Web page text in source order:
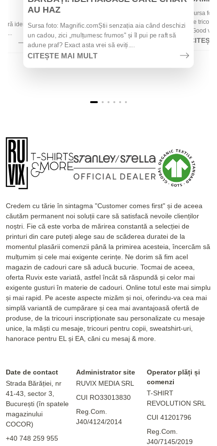
idei
AU HAZ
Sursa foto: Magnific.comȘtii senzația aia când deschizi
un cadou, zici „mulțumesc frumos" și îl pui pe raft să
adune praf? Exact asta vrei să eviți....
CITEȘTE MAI MULT
Sursa
de
„Good
Credem cu tărie în sintagma "Customer comes first" și de aceea
căutăm permanent noi soluții care să satisfacă nevoile clienților
noștri. Fie că este vorba de mărirea constantă a selecției de
printuri din care puteți alege sau de scăderea duratei de la
momentul plasării comenzii până la primirea acesteia, încercăm să
mulțumim și cele mai exigente cerințe. Ne dorim să fim acel
magazin de cadouri care să aducă bucurie. Tocmai de aceea,
oferta Ruvix este variată, astfel încât să răspundă și celor mai
exigente gusturi în materie de cadouri. Online totul este mai simplu
și mai rapid. Pe aceste aspecte mizăm și noi, oferindu-va cea mai
simplă variantă de cumpărare și cea mai avantajoasă ofertă de
produse, de la tricouri inscripționate sau personalizate cu mesaje
unice, la măști cu mesaje, tricouri pentru copii, sweatshirt-uri,
hanorace pentru EL și EA, căni cu mesaj & more.
Date de contact
Strada Bărăției, nr
41-43, sector 3,
București (în spatele
magazinului
COCOR)
+40 748 259 955
Administrator site
RUVIX MEDIA SRL
CUI RO33013830
Reg.Com.
J40/4124/2014
Operator plăți și
comenzi
T-SHIRT
REVOLUTION SRL
CUI 41201796
Reg.Com.
J40/7145/2019